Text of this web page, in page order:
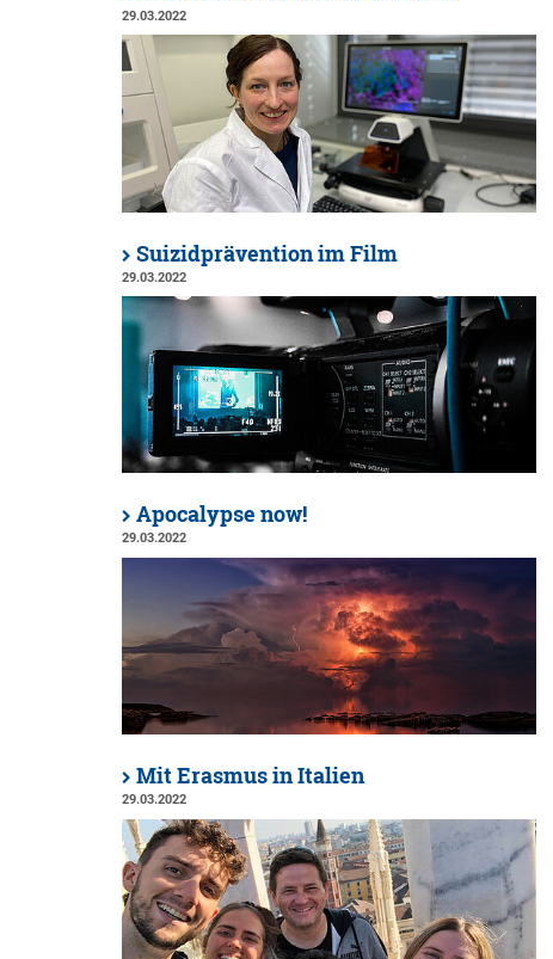
29.03.2022
Suizidprävention im Film
29.03.2022
Apocalypse now!
29.03.2022
Mit Erasmus in Italien
29.03.2022